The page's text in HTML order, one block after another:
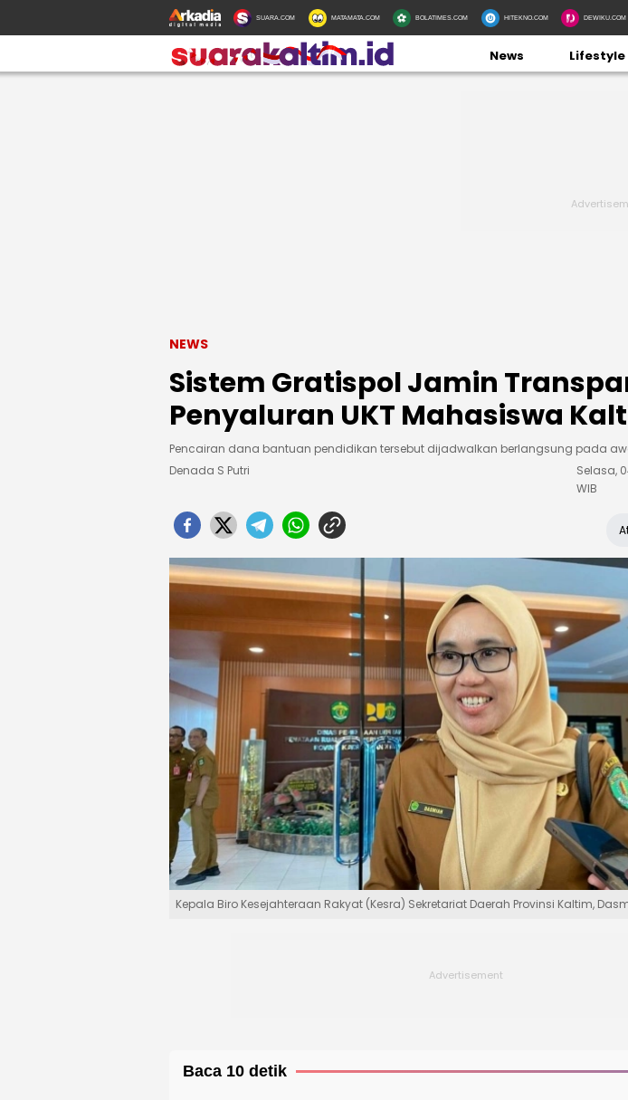
SUARA.COM MATAMATA.COM BOLATIMES.COM HITEKNO.COM DEWIKU.COM
News Lifestyle
NEWS
Sistem Gratispol Jamin
Penyaluran UKT Mahasiswa
Pencairan dana bantuan pendidikan tersebut dijadwalkan berlangsung pada
Denada S Putri
Selasa,
WIB
Kepala Biro Kesejahteraan Rakyat (Kesra) Sekretariat Daerah Provinsi Kaltim,
Baca 10 detik